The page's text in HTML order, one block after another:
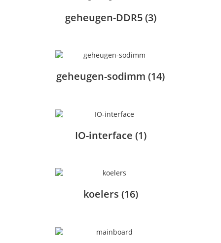
geheugen-DDR5(3)
geheugen-sodimm (14)
IO-interface (1)
koelers (16)